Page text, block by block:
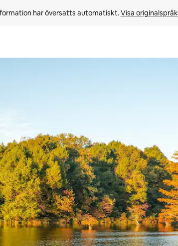
har översatts automatiskt. Visa originalspråk
eller utforska genom att trycka eller svepa.